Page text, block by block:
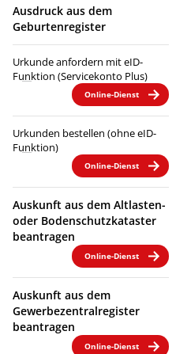
Ausdruck aus dem
Geburtenregister
Urkunde anfordern mit eID-
Funktion (Servicekonto Plus)
Online-Dienst
Urkunden bestellen (ohne eID-
Funktion)
Online-Dienst
Auskunft aus dem Altlasten-
oder Bodenschutzkataster
beantragen
Online-Dienst
Auskunft aus dem
Gewerbezentralregister
beantragen
Online-Dienst